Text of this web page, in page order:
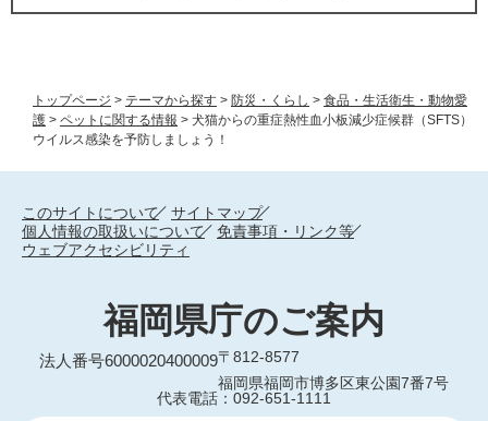
トップページ > テーマから探す > 防災・くらし > 食品・生活衛生・動物愛
護 > ペットに関する情報 > 犬猫からの重症熱性血小板減少症候群（SFTS）
ウイルス感染を予防しましょう！
このサイトについて
サイトマップ
個人情報の取扱いについて
免責事項・リンク等
ウェブアクセシビリティ
福岡県庁のご案内
法人番号6000020400009〒812-8577
福岡県福岡市博多区東公園7番7号
代表電話：092-651-1111